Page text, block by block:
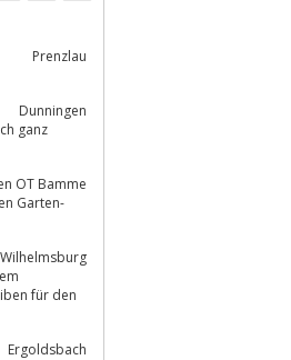
Prenzlau
Dun­nin­gen
ganz
OT Bamme
Garten-
Ergoldsbach